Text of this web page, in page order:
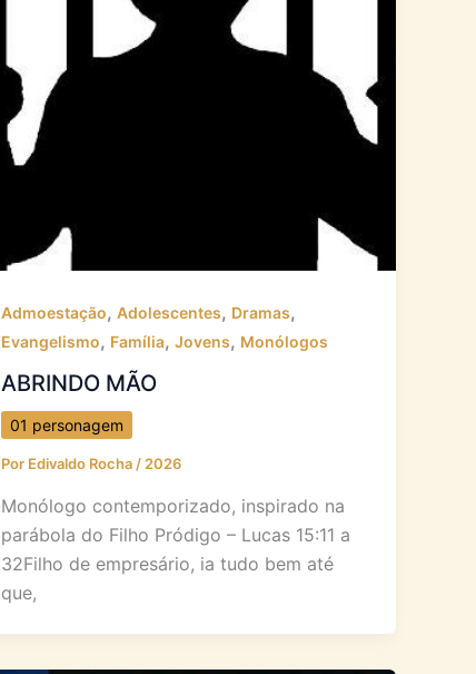
Admoestação,Adolescentes, Dramas,
Evangelismo, Família,Jovens, Monólogos
ABRINDO MÃO
01 personagem
Por Edivaldo Rocha / 2026
Monólogo contemporizado, inspirado na
parábola do Filho Pródigo – Lucas 15:11 a
32Filho de empresário, ia tudo bem até
que,